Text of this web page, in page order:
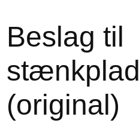
Beslag til
(original)